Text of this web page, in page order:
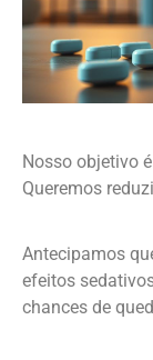
Nosso objetivo
Queremos
Antecipamos
efeitos
chances de